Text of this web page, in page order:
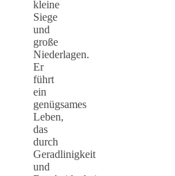
kleine
Siege
und
große
Niederlagen.
Er
führt
ein
genügsames
Leben,
das
durch
Geradlinigkeit
und